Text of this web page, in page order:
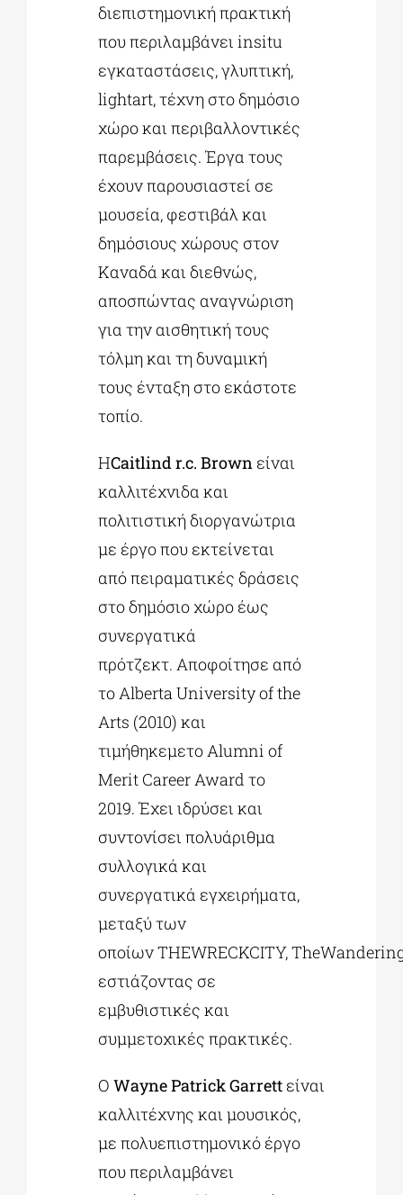
διεπιστημονική πρακτική
που περιλαμβάνει insitu
εγκαταστάσεις, γλυπτική,
lightart, τέχνη στο δημόσιο
χώρο και περιβαλλοντικές
παρεμβάσεις. Έργα τους
έχουν παρουσιαστεί σε
μουσεία, φεστιβάλ και
δημόσιους χώρους στον
Καναδά και διεθνώς,
αποσπώντας αναγνώριση
για την αισθητική τους
τόλμη και τη δυναμική
τους ένταξη στο εκάστοτε
τοπίο.
ΗCaitlind r.c. Brown είναι
καλλιτέχνιδα και
πολιτιστική διοργανώτρια
με έργο που εκτείνεται
από πειραματικές δράσεις
στο δημόσιο χώρο έως
συνεργατικά
πρότζεκτ. Αποφοίτησε από
το Alberta University of the
Arts (2010) και
τιμήθηκεμετο Alumni of
Merit Career Award το
2019. Έχει ιδρύσει και
συντονίσει πολυάριθμα
συλλογικά και
συνεργατικά εγχειρήματα,
μεταξύ των
οποίων THEWRECKCITY,
εστιάζοντας σε
εμβυθιστικές και
συμμετοχικές πρακτικές.
ΟWayne Patrick Garrett είναι
καλλιτέχνης και μουσικός,
με πολυεπιστημονικό έργο
που περιλαμβάνει